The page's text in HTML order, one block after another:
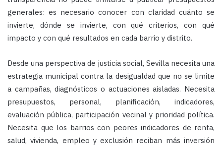
generales: es necesario conocer con claridad cuánto se
invierte, dónde se invierte, con qué criterios, con qué
impacto y con qué resultados en cada barrio y distrito.
Desde una perspectiva de justicia social, Sevilla necesita una
estrategia municipal contra la desigualdad que no se limite
a campañas, diagnósticos o actuaciones aisladas. Necesita
presupuestos, personal, planificación, indicadores,
evaluación pública, participación vecinal y prioridad política.
Necesita que los barrios con peores indicadores de renta,
salud, vivienda, empleo y exclusión reciban más inversión